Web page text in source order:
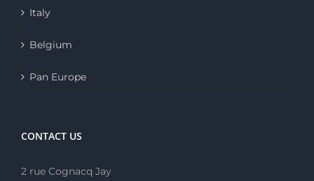
Italy
Belgium
Pan Europe
CONTACT US
2 rue Cognacq Jay